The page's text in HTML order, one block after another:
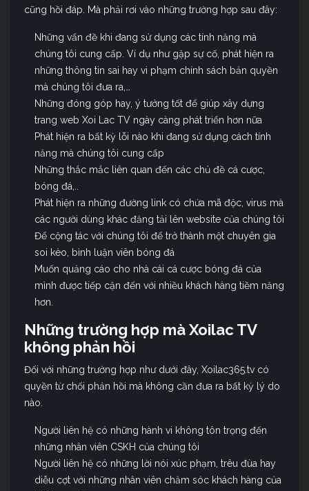
cũng hồi đáp. Mà phải rơi vào những trường hợp sau đây:
Những vấn đề khi đang sử dụng các tính năng mà
chúng tôi cung cấp. Ví dụ như gặp sự cố, phát hiện ra
những thông tin sai hay vi phạm chính sách bản quyền
mà chúng tôi đưa ra,…
Những đóng góp hay, ý tưởng tốt để giúp xây dựng
trang web Xoi Lac TV ngày càng phát triển hơn nữa
Phát hiện ra bất kỳ lỗi nào khi đang sử dụng cách tính
năng mà chúng tôi cung cấp
Những thắc mắc liên quan đến các chủ đề cá cược,
bóng đá,..
Phát hiện ra những đường link có chứa mã độc, virus mà
các người dùng khác đăng tải lên website của chúng tôi
Để cộng tác với chúng tôi để trở thành một chuyên gia
soi kèo, bình luận viên bóng đá
Muốn quảng cáo cho nhà cái cá cược bóng đá của
mình được tiếp cận đến với nhiều khách hàng tiềm năng
hơn.
Những trường hợp mà Xoilac TV
không phản hồi
Đối với những trường hợp như dưới đây, Xoilac365.tv có
quyền từ chối phản hồi mà không cần đưa ra bất kỳ lý do
nào.
Người liên hệ có những hành vi không tôn trọng đến
những nhân viên CSKH của chúng tôi
Người liên hệ có những lời nói xúc phạm, trêu đùa hay
diễu cợt với những nhân viên chăm sóc khách hàng của